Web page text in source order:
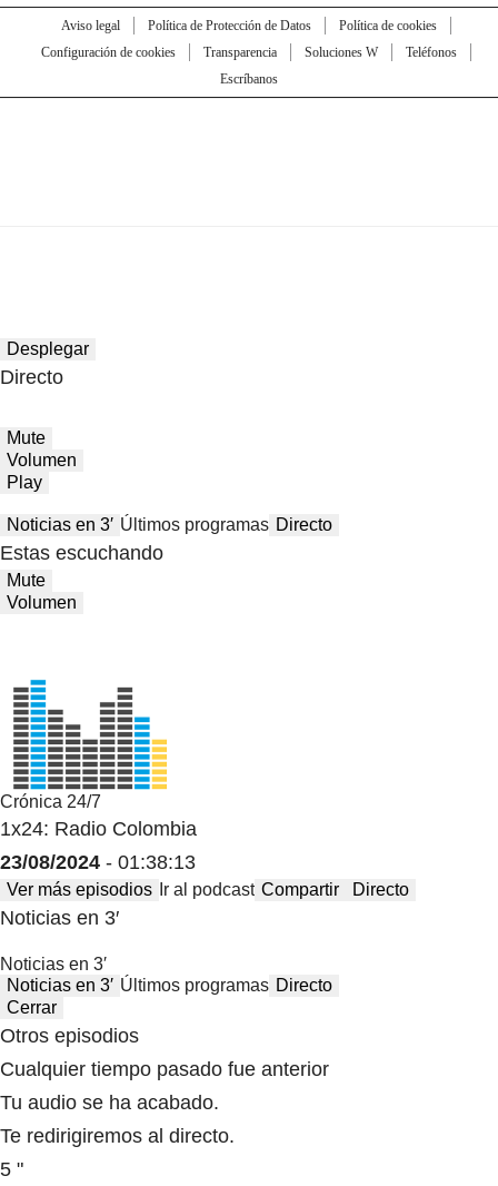
Aviso legal Política de Protección de Datos
Política de cookies
Configuración de cookies
Transparencia Soluciones W
Teléfonos
Escríbanos
Desplegar
Directo
Mute
Volumen
Play
Noticias en 3′ Últimos programas Directo
Estas escuchando
Mute
Volumen
Crónica 24/7
1x24: Radio Colombia
23/08/2024 - 01:38:13
Ver más episodios Ir al podcast Compartir Directo
Noticias en 3′
Noticias en 3′
Noticias en 3′ Últimos programas Directo
Cerrar
Otros episodios
Cualquier tiempo pasado fue anterior
Tu audio se ha acabado.
Te redirigiremos al directo.
5 "